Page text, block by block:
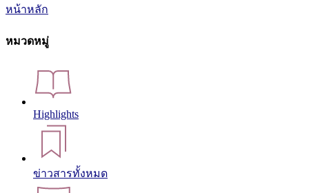
หน้าหลัก
หมวดหมู่
Highlights
ข่าวสารทั้งหมด